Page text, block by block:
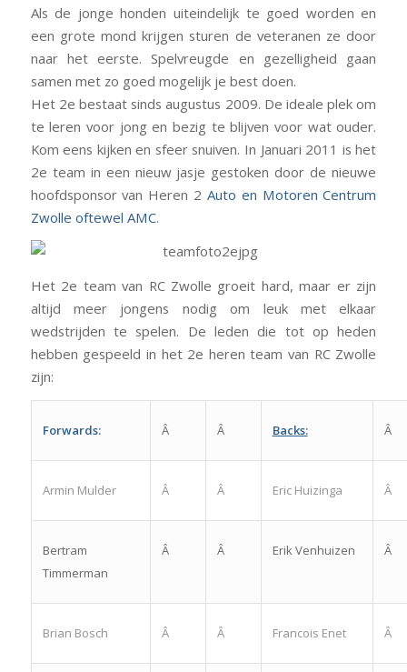
Als de jonge honden uiteindelijk te goed worden en
een grote mond krijgen sturen de veteranen ze door
naar het eerste. Spelvreugde en gezelligheid gaan
samen met zo goed mogelijk je best doen.
Het 2e bestaat sinds augustus 2009. De ideale plek om
te leren voor jong en bezig te blijven voor wat ouder.
Kom eens kijken en sfeer snuiven. In Januari 2011 is het
2e team in een nieuw jasje gestoken door de nieuwe
hoofdsponsor van Heren 2 Auto en Motoren Centrum
Zwolle oftewel AMC.
Het 2e team van RC Zwolle groeit hard, maar er zijn
altijd meer jongens nodig om leuk met elkaar
wedstrijden te spelen. De leden die tot op heden
hebben gespeeld in het 2e heren team van RC Zwolle
zijn:
Forwards: Â Â Backs: Â
Armin Mulder Â Â Eric Huizinga Â
Bertram
Timmerman
Â Â Erik Venhuizen Â
Brian Bosch Â Â Francois Enet Â